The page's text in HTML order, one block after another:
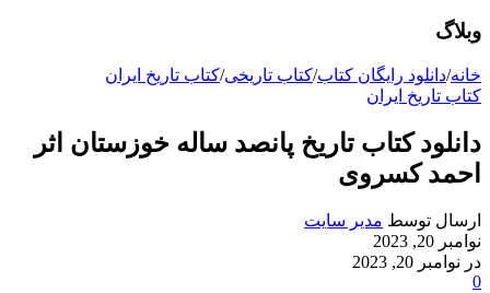
وبلاگ
خانه/دانلود رایگان کتاب/کتاب تاریخی/کتاب تاریخ ایران
کتاب تاریخ ایران
دانلود کتاب تاریخ پانصد ساله خوزستان اثر
احمد کسروی
ارسال توسط مدیر سایت
نوامبر 20, 2023
در نوامبر 20, 2023
0